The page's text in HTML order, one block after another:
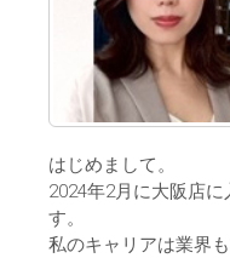
はじめまして。
2024年2月に大阪店
す。
私のキャリアは業界